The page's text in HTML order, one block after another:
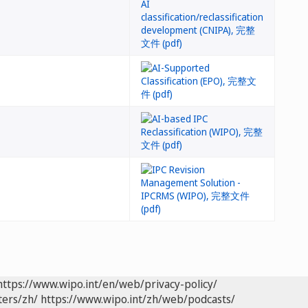
www.wipo.int/en/web/privacy-policy/
zh/ https://www.wipo.int/zh/web/podcasts/